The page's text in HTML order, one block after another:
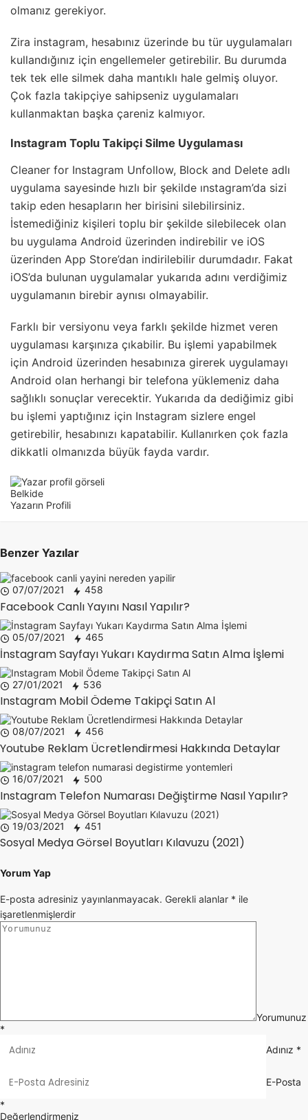
olmanız gerekiyor.
Zira instagram, hesabınız üzerinde bu tür uygulamaları
kullandığınız için engellemeler getirebilir. Bu durumda
tek tek elle silmek daha mantıklı hale gelmiş oluyor.
Çok fazla takipçiye sahipseniz uygulamaları
kullanmaktan başka çareniz kalmıyor.
Instagram Toplu Takipçi Silme Uygulaması
Cleaner for Instagram Unfollow, Block and Delete adlı
uygulama sayesinde hızlı bir şekilde ınstagram’da sizi
takip eden hesapların her birisini silebilirsiniz.
İstemediğiniz kişileri toplu bir şekilde silebilecek olan
bu uygulama Android üzerinden indirebilir ve iOS
üzerinden App Store’dan indirilebilir durumdadır. Fakat
iOS’da bulunan uygulamalar yukarıda adını verdiğimiz
uygulamanın birebir aynısı olmayabilir.
Farklı bir versiyonu veya farklı şekilde hizmet veren
uygulaması karşınıza çıkabilir. Bu işlemi yapabilmek
için Android üzerinden hesabınıza girerek uygulamayı
Android olan herhangi bir telefona yüklemeniz daha
sağlıklı sonuçlar verecektir. Yukarıda da dediğimiz gibi
bu işlemi yaptığınız için Instagram sizlere engel
getirebilir, hesabınızı kapatabilir. Kullanırken çok fazla
dikkatli olmanızda büyük fayda vardır.
Belkide
Yazarın Profili
Benzer Yazılar
07/07/2021 458
Facebook Canlı Yayını Nasıl Yapılır?
05/07/2021 465
İnstagram Sayfayı Yukarı Kaydırma Satın Alma İşlemi
27/01/2021 536
Instagram Mobil Ödeme Takipçi Satın Al
08/07/2021 456
Youtube Reklam Ücretlendirmesi Hakkında Detaylar
16/07/2021 500
Instagram Telefon Numarası Değiştirme Nasıl Yapılır?
19/03/2021 451
Sosyal Medya Görsel Boyutları Kılavuzu (2021)
Yorum Yap
E-posta adresiniz yayınlanmayacak. Gerekli alanlar * ile
işaretlenmişlerdir
Yorumunuz
*
Adınız *
E-Posta
*
Değerlendirmeniz